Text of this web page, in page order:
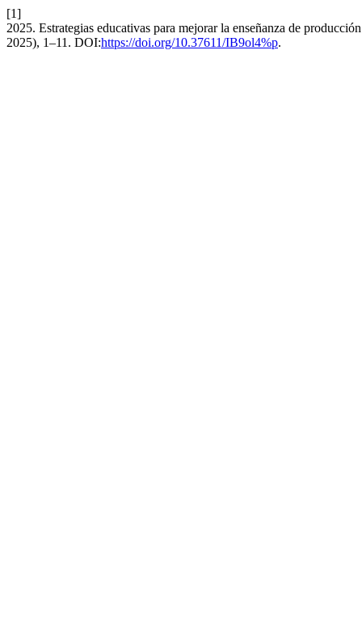
[1]
2025. Estrategias educativas para mejorar la enseñanza de
2025), 1–11. DOI:https://doi.org/10.37611/IB9ol4%p.